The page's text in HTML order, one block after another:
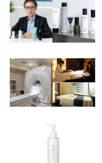
ABOUT SITE